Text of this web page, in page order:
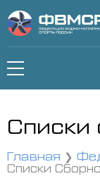
Списки
Главная
Списки